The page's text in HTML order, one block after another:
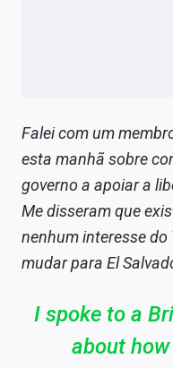
Falei com um
esta manhã sobre
governo a apoiar a
Me disseram que
nenhum interesse do
mudar para El
I spoke to a
about